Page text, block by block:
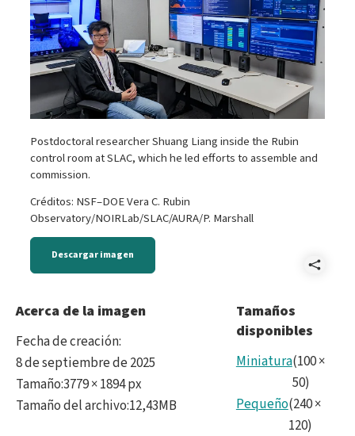
Postdoctoral researcher Shuang Liang inside the Rubin
control room at SLAC, which he led efforts to assemble and
commission.
Créditos: NSF–DOE Vera C. Rubin
Observatory/NOIRLab/SLAC/AURA/P. Marshall
Descargar imagen
(1)-
Acerca de la imagen
Fecha de creación:
8 de septiembre de 2025
Tamaño:3779 × 1894 px
Tamaño del archivo:12,43MB
Tamaños
disponibles
Miniatura(100×
50)
Pequeño(240×
120)